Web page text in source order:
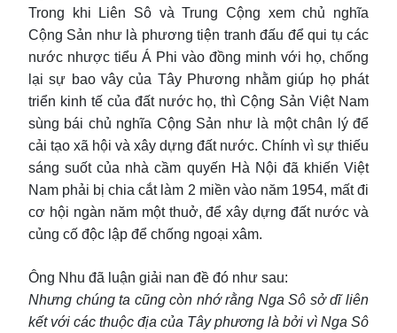
Trong khi Liên Sô và Trung Cộng xem chủ nghĩa
Cộng Sản như là phương tiện tranh đấu để qui tụ các
nước nhược tiểu Á Phi vào đồng minh với họ, chống
lại sự bao vây của Tây Phương nhằm giúp họ phát
triển kinh tế của đất nước họ, thì Cộng Sản Việt Nam
sùng bái chủ nghĩa Cộng Sản như là một chân lý để
cải tạo xã hội và xây dựng đất nước. Chính vì sự thiếu
sáng suốt của nhà cầm quyến Hà Nội đã khiến Việt
Nam phải bị chia cắt làm 2 miền vào năm 1954, mất đi
cơ hội ngàn năm một thuở, để xây dựng đất nước và
củng cố độc lập để chống ngoại xâm.
Ông Nhu đã luận giải nan đề đó như sau:
Nhưng chúng ta cũng còn nhớ rằng Nga Sô sở dĩ liên
kết với các thuộc địa của Tây phương là bởi vì Nga Sô